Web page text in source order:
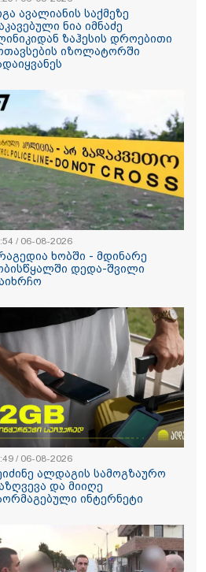
არ
- რას
-
ის წევრი
ნია
რომ
- კურიერის
და ჩაშლილი
საგზაო
შედეგად
და
25%-ით
- რას
გიგა ავალიანის
დაკავებული ნია
კლინიკიდან
მოთავსების
ტრაგედია
ხობისწყალში
შეიძინე
დაზღვევა და
გაორმაგებული
ავალიანის საქმეზე
ნია იმნაძე
ზაჰესის დროებითი
იზოლატორში
/ 06-08-2026
ხობში - მდინარე
დედა-შვილი
/ 06-08-2026
ალდაგის სამოგზაურო
და მიიღე
ინტერნეტი